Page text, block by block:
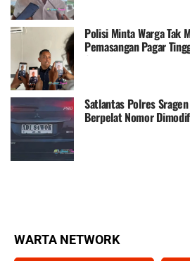
Polisi Minta Warga Tak
Pemasangan Pagar
Solo
Satlantas Polres
Berpelat Nomor
WARTA NETWORK